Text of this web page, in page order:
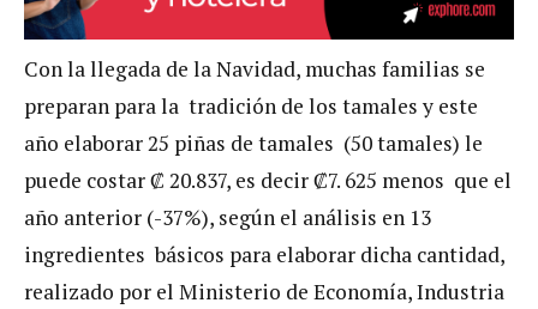
Con la llegada de la Navidad, muchas familias se
preparan para la tradición de los tamales y este
año elaborar 25 piñas de tamales (50 tamales) le
puede costar ₡ 20.837, es decir ₡7. 625 menos que el
año anterior (-37%), según el análisis en 13
ingredientes básicos para elaborar dicha cantidad,
realizado por el Ministerio de Economía, Industria